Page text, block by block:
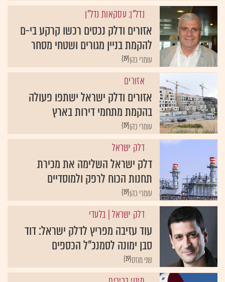
נדל"ן: עסקאות נדל"ן
אזורים ודלק נכסים רכשו קרקע בי-ם
להקמת בניין מגורים ושטחי מסחר
{19}עומרי כהן
אזורים
אזורים ודלק ישראל ישתפו פעולה
בהקמת מתחמי דירות בארץ
{19}עומרי כהן
דלק ישראל
דלק ישראל השלימה את מכירת
תחנות הכוח לרפק ולמוסדיים
{19}עומרי כהן
דלק ישראל| בלעדי
עוד עזיבה מפריץ לדלק ישראל: דוד
סבן ימונה לסמנכ"ל הכספים
{19}שני מוזס